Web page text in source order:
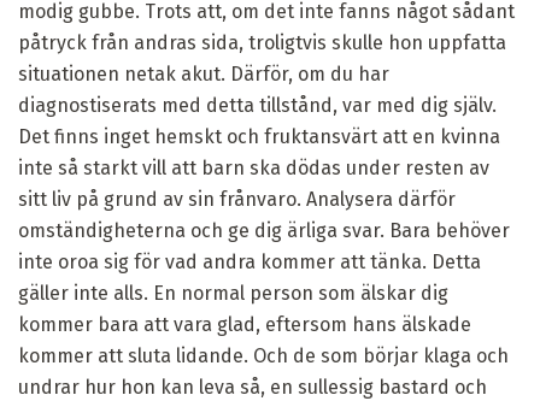
modig gubbe. Trots att, om det inte fanns något sådant
påtryck från andras sida, troligtvis skulle hon uppfatta
situationen netak akut. Därför, om du har
diagnostiserats med detta tillstånd, var med dig själv.
Det finns inget hemskt och fruktansvärt att en kvinna
inte så starkt vill att barn ska dödas under resten av
sitt liv på grund av sin frånvaro. Analysera därför
omständigheterna och ge dig ärliga svar. Bara behöver
inte oroa sig för vad andra kommer att tänka. Detta
gäller inte alls. En normal person som älskar dig
kommer bara att vara glad, eftersom hans älskade
kommer att sluta lidande. Och de som börjar klaga och
undrar hur hon kan leva så, en sullessig bastard och